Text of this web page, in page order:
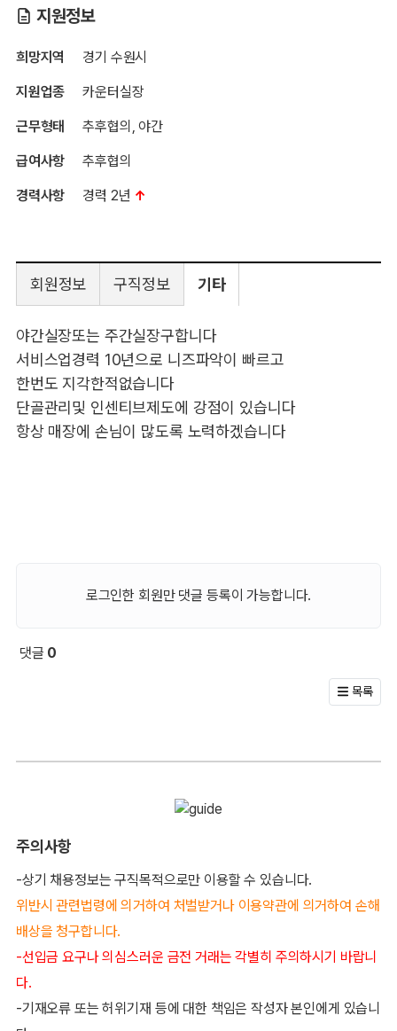
지원정보
희망지역 경기 수원시
지원업종 카운터실장
근무형태 추후협의, 야간
급여사항 추후협의
경력사항 경력 2년 ↑
회원정보 구직정보 기타
야간실장또는 주간실장구합니다
서비스업경력 10년으로 니즈파악이 빠르고
한번도 지각한적없습니다
단골관리및 인센티브제도에 강점이 있습니다
항상 매장에 손님이 많도록 노력하겠습니다
로그인한 회원만 댓글 등록이 가능합니다.
댓글 0
목록
주의사항
-상기 채용정보는 구직목적으로만 이용할 수 있습니다.
위반시 관련법령에 의거하여 처벌받거나 이용약관에 의거하여 손해
배상을 청구합니다.
-선입금 요구나 의심스러운 금전 거래는 각별히 주의하시기 바랍니
다.
-기재오류 또는 허위기재 등에 대한 책임은 작성자 본인에게 있습니